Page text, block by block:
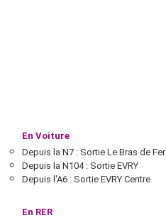
En Voiture
Depuis la N7 : Sortie Le Bras de Fer
Depuis la N104 : Sortie EVRY
Depuis l'A6 : Sortie EVRY Centre
En RER